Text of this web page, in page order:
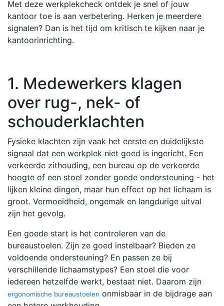
Met deze werkplekcheck ontdek je snel of jouw
kantoor toe is aan verbetering. Herken je meerdere
signalen? Dan is het tijd om kritisch te kijken naar je
kantoorinrichting.
1. Medewerkers klagen
over rug-, nek- of
schouderklachten
Fysieke klachten zijn vaak het eerste en duidelijkste
signaal dat een werkplek niet goed is ingericht. Een
verkeerde zithouding, een bureau op de verkeerde
hoogte of een stoel zonder goede ondersteuning - het
lijken kleine dingen, maar hun effect op het lichaam is
groot. Vermoeidheid, ongemak en langdurige uitval
zijn het gevolg.
Een goede start is het controleren van de
bureaustoelen. Zijn ze goed instelbaar? Bieden ze
voldoende ondersteuning? En passen ze bij
verschillende lichaamstypes? Een stoel die voor
iedereen hetzelfde werkt, bestaat niet. Daarom zijn
ergonomische bureaustoelen onmisbaar in de bijdrage aan